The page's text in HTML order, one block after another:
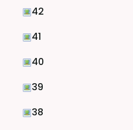
42
41
40
39
38